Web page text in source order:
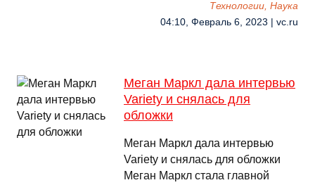
Технологии, Наука
04:10, Февраль 6, 2023 | vc.ru
Меган Маркл дала интервью
Variety и снялась для
обложки
Меган Маркл дала интервью
Variety и снялась для обложки
Меган Маркл стала главной